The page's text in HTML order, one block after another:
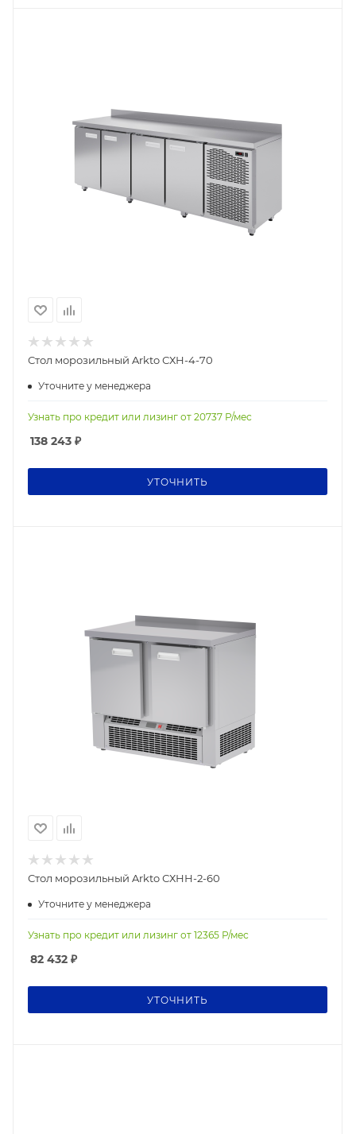
Стол морозильный Arkto СХН-4-70
Уточните у менеджера
Узнать про кредит или лизинг от 20737 Р/мес
138 243 ₽
УТОЧНИТЬ
Стол морозильный Arkto СХНН-2-60
Уточните у менеджера
Узнать про кредит или лизинг от 12365 Р/мес
82 432 ₽
УТОЧНИТЬ